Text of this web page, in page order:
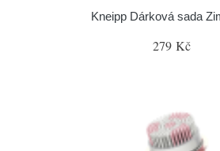
Kneipp Dárková sada
279 Kč